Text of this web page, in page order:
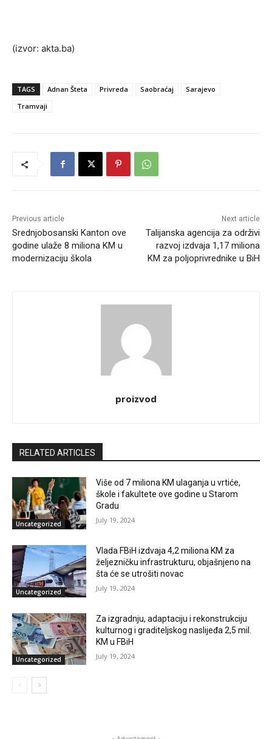
(izvor: akta.ba)
TAGS Adnan Šteta Privreda Saobraćaj
Sarajevo
Tramvaji
Previous article
Srednjobosanski Kanton ove
godine ulaže 8 miliona KM u
modernizaciju škola
Next article
Talijanska agencija za održivi
razvoj izdvaja 1,17 miliona
KM za poljoprivrednike u BiH
proizvod
RELATED ARTICLES
Uncategorized
Više od 7 miliona KM ulaganja u vrtiće,
škole i fakultete ove godine u Starom
Gradu
July 19, 2024
Uncategorized
Vlada FBiH izdvaja 4,2 miliona KM za
željezničku infrastrukturu, objašnjeno na
šta će se utrošiti novac
July 19, 2024
Uncategorized
Za izgradnju, adaptaciju i rekonstrukciju
kulturnog i graditeljskog naslijeđa 2,5 mil.
KM u FBiH
July 19, 2024